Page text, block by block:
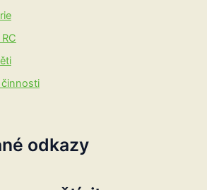
činnosti
odkazy